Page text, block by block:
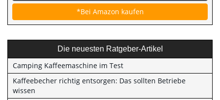
*Bei Amazon kaufen
Die neuesten Ratgeber-Artikel
Camping Kaffeemaschine im Test
Kaffeebecher richtig entsorgen: Das sollten Betriebe
wissen